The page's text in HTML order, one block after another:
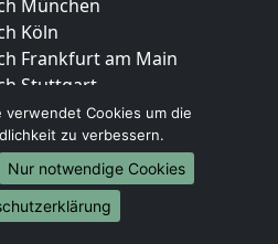
München
Köln
Frankfurt am Main
Stuttgart
Düsseldorf
Leipzig
Dortmund
Essen
Bremen
verwendet Cookies um die
zu verbessern.
Nur notwendige Cookies